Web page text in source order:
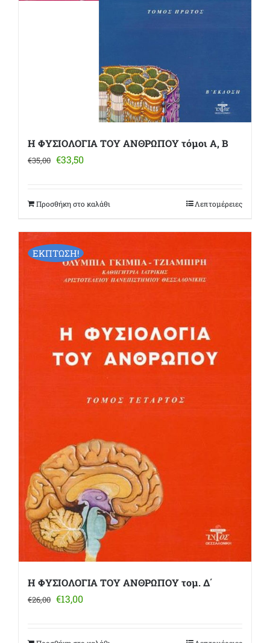
Η ΦΥΣΙΟΛΟΓΙΑ ΤΟΥ ΑΝΘΡΩΠΟΥ τόμοι Α, Β
€35,00 Original
€35,00.
€33,50Η
είναι:
Προσθήκη στο καλάθι Λεπτομέρειες
ΕΚΠΤΩΣΗ!
Η ΦΥΣΙΟΛΟΓΙΑ ΤΟΥ ΑΝΘΡΩΠΟΥ τομ. Δ΄
€26,00 Original
€13,00Η